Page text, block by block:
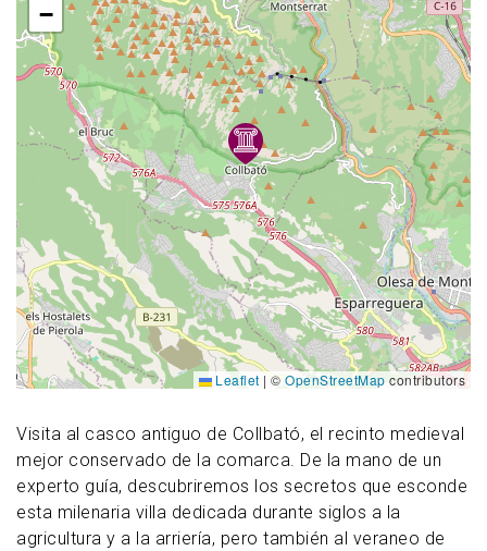
Visita al casco antiguo de Collbató, el recinto medieval
mejor conservado de la comarca. De la mano de un
experto guía, descubriremos los secretos que esconde
esta milenaria villa dedicada durante siglos a la
agricultura y a la arriería, pero también al veraneo de
−
Leaflet | © OpenStreetMap contributors